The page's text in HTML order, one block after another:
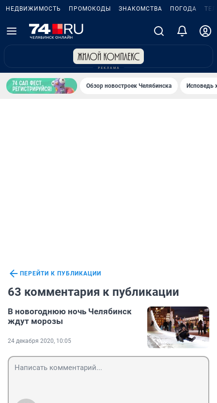
НЕДВИЖИМОСТЬ ПРОМОКОДЫ ЗНАКОМСТВА ПОГОДА
Обзор новостроек Челябинска Исповедь
ПЕРЕЙТИ К ПУБЛИКАЦИИ
63 комментария к публикации
В новогоднюю ночь Челябинск
ждут морозы
24 декабря 2020, 10:05